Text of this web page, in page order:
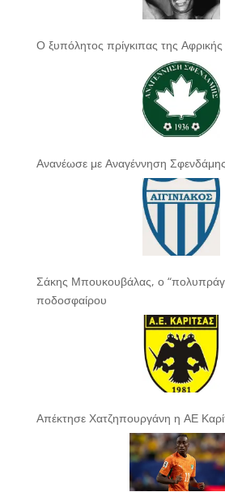
Ο ξυπόλητος πρίγκιπας της Αφρικής
Ανανέωσε με Αναγέννηση
Σάκης Μπουκουβάλας, ο
ποδοσφαίρου
Απέκτησε Χατζηπουργάνη η ΑΕ